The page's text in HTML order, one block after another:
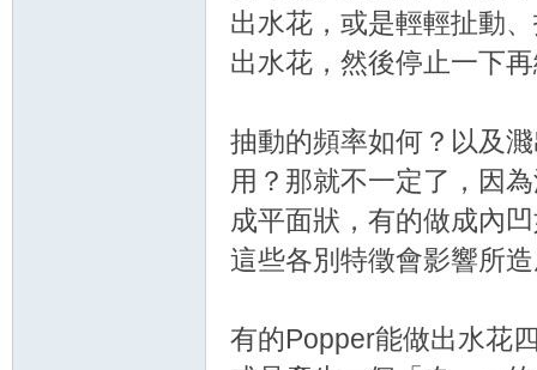
出水花，或是輕輕扯動
出水花，然後停止一下
抽動的頻率如何？以及
用？那就不一定了，因
成平面狀，有的做成內
這些各別特徵會影響所
有的Popper能做出水花